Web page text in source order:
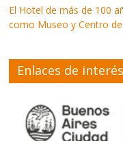
El Hotel de más de 100
como Museo y Centro
Enlaces de interés